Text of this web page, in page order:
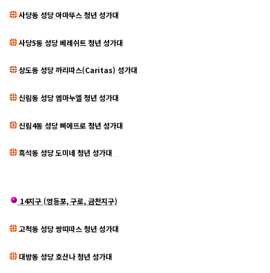
사당동 성당 아마뚜스 청년 성가대
사당5동 성당 베레쉬트 청년 성가대
상도동 성당 까리따스(Caritas) 성가대
신림동 성당 엠마누엘 청년 성가대
신림4동 성당 삐에뜨로 청년 성가대
흑석동 성당 도미네 청년 성가대
14지구 (영등포, 구로, 금천지구)
고척동 성당 쌍띠따스 청년 성가대
대방동 성당 호산나 청년 성가대